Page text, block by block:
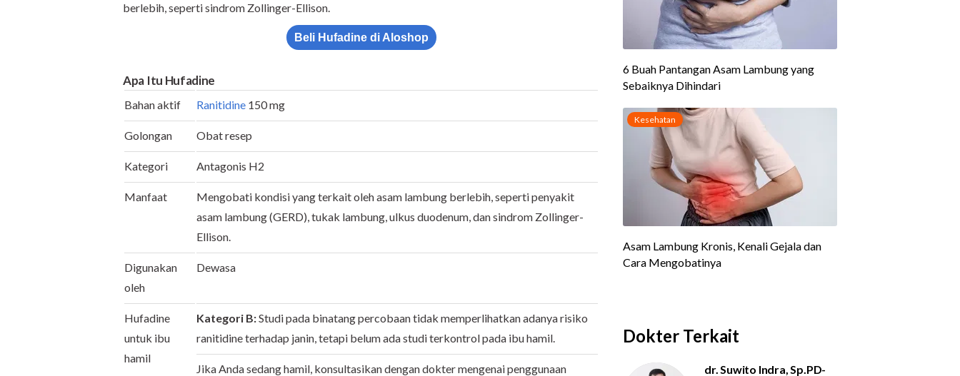
berlebih, seperti sindrom Zollinger-Ellison.
Beli Hufadine di Aloshop
Apa Itu Hufadine
Bahan aktif Ranitidine 150 mg
Golongan Obat resep
Kategori Antagonis H2
Manfaat
Mengobati kondisi yang terkait oleh asam lambung berlebih, seperti penyakit
asam lambung (GERD), tukak lambung, ulkus duodenum, dan sindrom Zollinger-
Ellison.
Digunakan
oleh
Dewasa
Hufadine
untuk ibu
hamil
Kategori B:Studi pada binatang percobaan tidak memperlihatkan adanya risiko
ranitidine terhadap janin, tetapi belum ada studi terkontrol pada ibu hamil.
Jika Anda sedang hamil, konsultasikan dengan dokter mengenai penggunaan
Dokter Terkait